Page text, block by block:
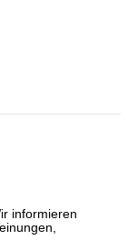
informieren